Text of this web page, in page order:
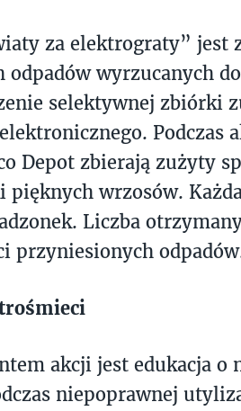
za elektrograty” jest
odpadów wyrzucanych
selektywnej zbiórki
Podczas
Depot zbierają zużyty
pięknych wrzosów.
Liczba
przyniesionych
akcji jest edukacja o
niepoprawnej